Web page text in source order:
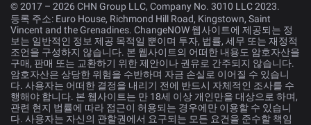
© 2017 – 2026 CHN Group LLC, Company No. 3010 LLC 2023.
등록 주소: Euro House, Richmond Hill Road, Kingstown, Saint
Vincent and the Grenadines. ChangeNOW 웹사이트에 제공되는 정
보는 일반적인 정보 제공 목적일 뿐이며 투자, 법률, 세무 또는 재정적
조언을 구성하지 않습니다. 본 웹사이트의 어떠한 내용도 암호자산을
구매, 판매 또는 교환하기 위한 제안이나 권유로 간주되지 않습니다.
암호자산은 상당한 위험을 수반하며 자금 손실로 이어질 수 있습니
다. 사용자는 어떠한 결정을 내리기 전에 반드시 자체적인 조사를 수
행해야 합니다. 본 웹사이트는 만 18세 이상 개인만을 대상으로 하며,
관련 현지 법률에 따라 접근이 허용되는 경우에만 이용할 수 있습니
다. 사용자는 자신의 관할권에서 요구되는 모든 요건을 준수할 책임